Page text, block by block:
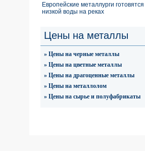
Европейские металлурги
низкой воды на реках
Цены на металлы
» Цены на черные металлы
» Цены на цветные металлы
» Цены на драгоценные металлы
» Цены на металлолом
» Цены на сырье и полуфабрикаты